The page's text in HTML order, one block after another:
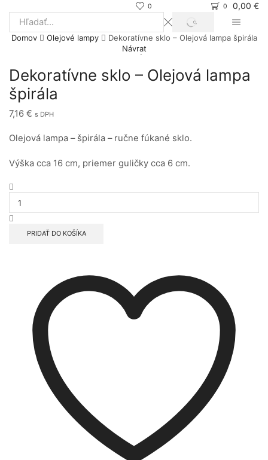
0 0 0,00 €
Search
input
SEARCH
Domov Olejové lampy
Dekoratívne sklo – Olejová lampa špirála
Návrat
Dekoratívne sklo – Olejová lampa
špirála
7,16 € s DPH
Olejová lampa – špirála – ručne fúkané sklo.
Výška cca 16 cm, priemer guličky cca 6 cm.
Dekoratívne
sklo
Olejová
PRIDAŤ DO KOŠÍKA